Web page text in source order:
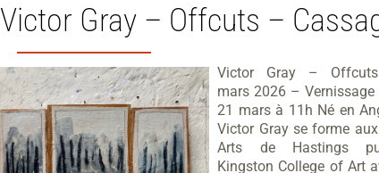
Victor Gray – Offcuts –
Victor Gray –
mars 2026 – Vernissage
21 mars à 11h Né en
Victor Gray se forme
Arts de Hastings
Kingston College of Art